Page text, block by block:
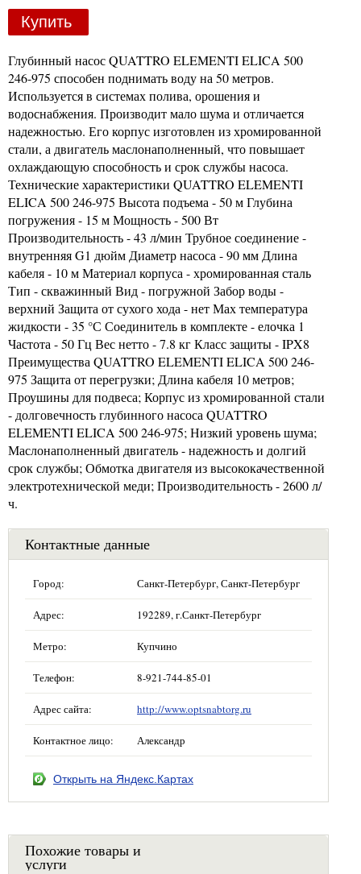
Купить
Глубинный насос QUATTRO ELEMENTI ELICA 500
246-975 способен поднимать воду на 50 метров.
Используется в системах полива, орошения и
водоснабжения. Производит мало шума и отличается
надежностью. Его корпус изготовлен из хромированной
стали, а двигатель маслонаполненный, что повышает
охлаждающую способность и срок службы насоса.
Технические характеристики QUATTRO ELEMENTI
ELICA 500 246-975 Высота подъема - 50 м Глубина
погружения - 15 м Мощность - 500 Вт
Производительность - 43 л/мин Трубное соединение -
внутренняя G1 дюйм Диаметр насоса - 90 мм Длина
кабеля - 10 м Материал корпуса - хромированная сталь
Тип - скважинный Вид - погружной Забор воды -
верхний Защита от сухого хода - нет Мах температура
жидкости - 35 °С Соединитель в комплекте - елочка 1
Частота - 50 Гц Вес нетто - 7.8 кг Класс защиты - IPX8
Преимущества QUATTRO ELEMENTI ELICA 500 246-
975 Защита от перегрузки; Длина кабеля 10 метров;
Проушины для подвеса; Корпус из хромированной стали
- долговечность глубинного насоса QUATTRO
ELEMENTI ELICA 500 246-975; Низкий уровень шума;
Маслонаполненный двигатель - надежность и долгий
срок службы; Обмотка двигателя из высококачественной
электротехнической меди; Производительность - 2600 л/
ч.
Контактные данные
Город: Санкт-Петербург, Санкт-Петербург
Адрес: 192289, г.Санкт-Петербург
Метро: Купчино
Телефон: 8-921-744-85-01
Адрес сайта: http://www.optsnabtorg.ru
Контактное лицо: Александр
Открыть на Яндекс.Картах
Похожие товары и
услуги